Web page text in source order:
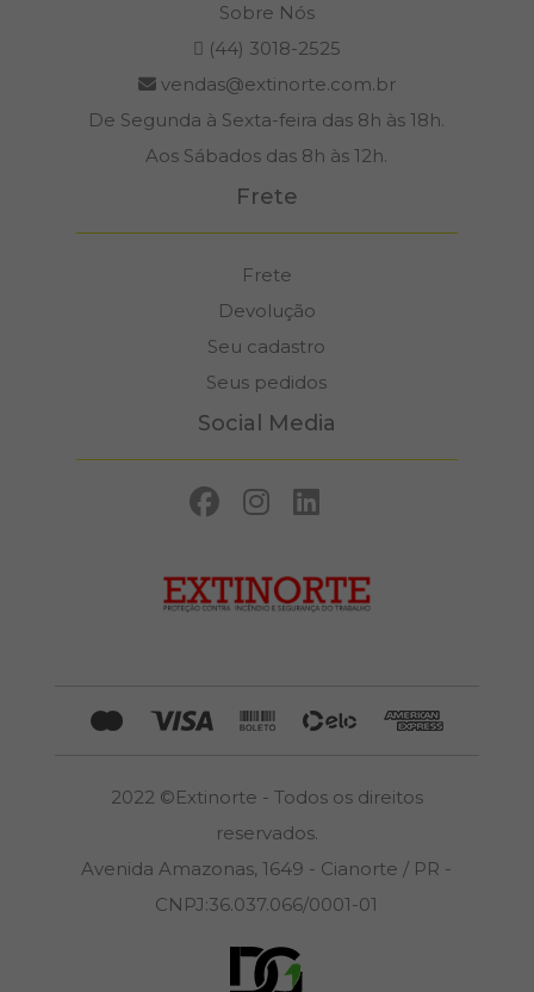
Sobre Nós
(44) 3018-2525
vendas@extinorte.com.br
De Segunda à Sexta-feira das 8h às 18h.
Aos Sábados das 8h às 12h.
Frete
Frete
Devolução
Seu cadastro
Seus pedidos
Social Media
2022 ©Extinorte - Todos os direitos
reservados.
Avenida Amazonas, 1649 - Cianorte / PR -
CNPJ:36.037.066/0001-01